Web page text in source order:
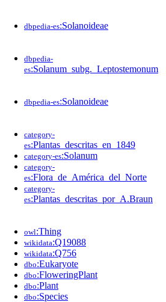
dbpedia-es:Solanoideae
dbpedia-
es:Solanum_subg._Leptostemonum
dbpedia-es:Solanoideae
category-
es:Plantas_descritas_en_1849
category-es:Solanum
category-
es:Flora_de_América_del_Norte
category-
es:Plantas_descritas_por_A.Braun
owl:Thing
wikidata:Q19088
wikidata:Q756
dbo:Eukaryote
dbo:FloweringPlant
dbo:Plant
dbo:Species